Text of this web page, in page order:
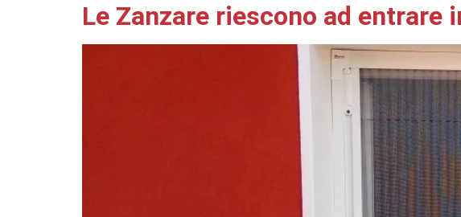
Le Zanzare riescono ad entrare